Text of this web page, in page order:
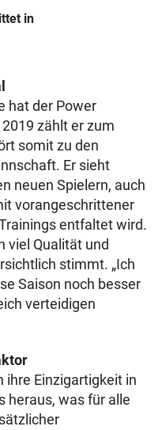
in
hat der Power
zählt er zum
somit zu den
Er sieht
neuen Spielern, auch
vorangeschrittener
entfaltet wird.
viel Qualität und
stimmt. „Ich
Saison noch besser
verteidigen
ihre Einzigartigkeit in
heraus, was für alle